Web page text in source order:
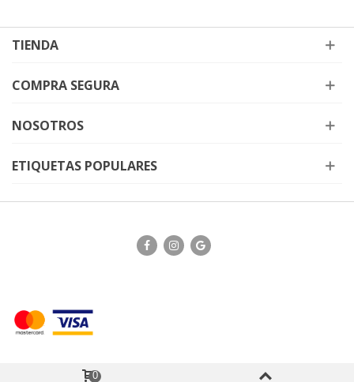
TIENDA
COMPRA SEGURA
NOSOTROS
ETIQUETAS POPULARES
0